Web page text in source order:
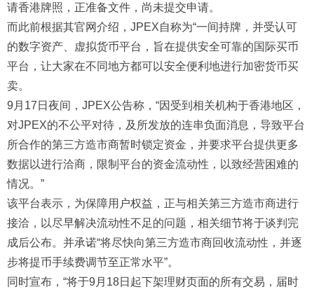
请香港牌照，正准备文件，尚未提交申请。
而此前根据其官网介绍，JPEX自称为“一间持牌，并受认可
的数字资产、虚拟货币平台，旨在提供安全可靠的国际买币
平台，让大家在不同地方都可以安全便利地进行加密货币买
卖。
9月17日夜间，JPEX公告称，“因受到相关机构于香港地区，
对JPEX的不公平对待，及所发放的连串负面消息，导致平台
所合作的第三方造市商暂时锁定资金，并要求平台提供更多
数据以进行洽商，限制平台的资金流动性，以致经营困难的
情况。”
该平台表示，为保障用户权益，正与相关第三方造市商进行
接洽，以尽早解决流动性不足的问题，相关细节将于谈判完
成后公布。并承诺“将尽快向第三方造市商回收流动性，并逐
步将提币手续费调节至正常水平”。
同时宣布，“将于9月18日起下架理财页面的所有交易，届时